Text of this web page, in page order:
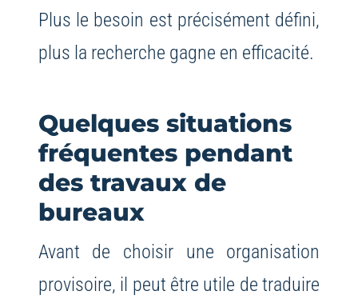
Plus le besoin est précisément défini,
plus la recherche gagne en efficacité.
Quelques situations
fréquentes pendant
des travaux de
bureaux
Avant de choisir une organisation
provisoire, il peut être utile de traduire